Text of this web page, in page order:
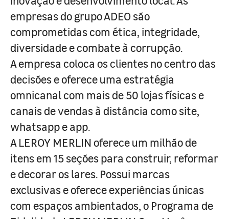
empresas do grupo ADEO são
comprometidas com ética, integridade,
diversidade e combate à corrupção.
A empresa coloca os clientes no centro das
decisões e oferece uma estratégia
omnicanal com mais de 50 lojas físicas e
canais de vendas à distância como site,
whatsapp e app.
A LEROY MERLIN oferece um milhão de
itens em 15 seções para construir, reformar
e decorar os lares. Possui marcas
exclusivas e oferece experiências únicas
com espaços ambientados, o Programa de